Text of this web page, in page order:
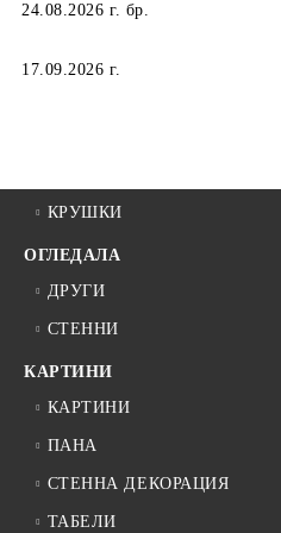
24.08.2026 г. бр.
17.09.2026 г.
КРУШКИ
ОГЛЕДАЛА
ДРУГИ
СТЕННИ
КАРТИНИ
КАРТИНИ
ПАНА
СТЕННА ДЕКОРАЦИЯ
ТАБЕЛИ